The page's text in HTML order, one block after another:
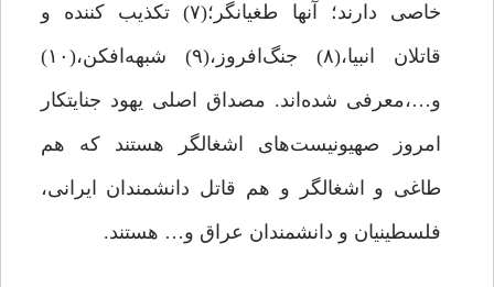
خاصی دارند؛ آنها طغیانگر؛(۷) تکذیب کننده و
قاتلان انبیا،(۸) جنگ‌افروز،(۹) شبهه‌افکن،(۱۰)
و…،معرفی شده‌اند. مصداق اصلی یهود جنایتکار
امروز صهیونیست‌های اشغالگر هستند که هم
طاغی و اشغالگر و هم قاتل دانشمندان ایرانی،
فلسطینیان و دانشمندان عراق و… هستند.